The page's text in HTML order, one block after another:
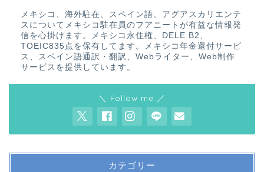
メキシコ、海外駐在、スペイン語、アグアスカリエンテ
スについてメキシコ駐在員のフアニートが有益な情報発
信を心掛けます。メキシコ永住権、DELE B2、
TOEIC835点を保有してます。メキシコ年金還付サービ
ス、スペイン語通訳・翻訳、Webライター、Web制作
サービスを提供しています。
＼ Follow me ／
カテゴリー